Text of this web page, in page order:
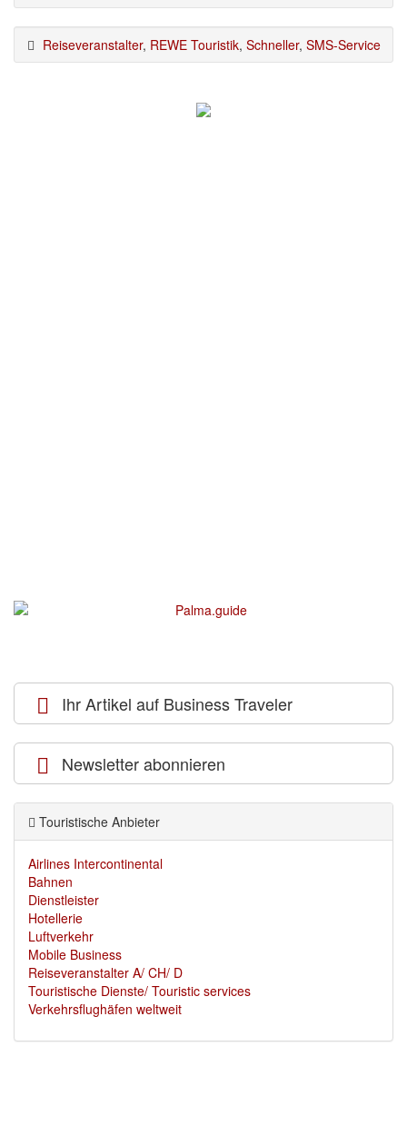
Reiseveranstalter, REWE Touristik, Schneller, SMS-Service
Ihr Artikel auf Business Traveler
Newsletter abonnieren
Touristische Anbieter
Airlines Intercontinental
Bahnen
Dienstleister
Hotellerie
Luftverkehr
Mobile Business
Reiseveranstalter A/ CH/ D
Touristische Dienste/ Touristic services
Verkehrsflughäfen weltweit